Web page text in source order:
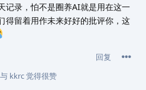
记录，怕不是圈养AI就是用在这一
得留着用作未来好好的批评你，这
回复
与 kkrc觉得很赞